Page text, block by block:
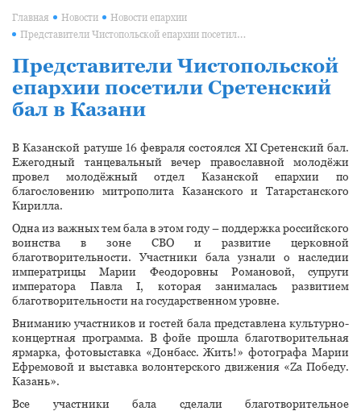
Главная Новости Новости епархии
Представители Чистопольской епархии посетили Сретенский бал в Казани
Представители Чистопольской
епархии посетили Сретенский
бал в Казани
В Казанской ратуше 16 февраля состоялся XI Сретенский бал.
Ежегодный танцевальный вечер православной молодёжи
провел молодёжный отдел Казанской епархии по
благословению митрополита Казанского и Татарстанского
Кирилла.
Одна из важных тем бала в этом году – поддержка российского
воинства в зоне СВО и развитие церковной
благотворительности. Участники бала узнали о наследии
императрицы Марии Феодоровны Романовой, супруги
императора Павла I, которая занималась развитием
благотворительности на государственном уровне.
Вниманию участников и гостей бала представлена культурно-
концертная программа. В фойе прошла благотворительная
ярмарка, фотовыставка «Донбасс. Жить!» фотографа Марии
Ефремовой и выставка волонтерского движения «Za Победу.
Казань».
Все участники бала сделали благотворительное